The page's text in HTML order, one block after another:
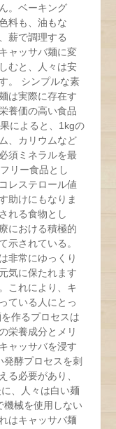
。ベーキング
料も、油もな
薪で調理する
ャッサバ麺に変
むと、人々は安
。 シンプルな素
は実際に存在す
養価の高い食品
によると、1kgの
、カリウムなど
須ミネラルを最
リー食品とし
レステロール値
助けにもなりま
れる食物とし
における積極的
示されている。
非常にゆっくり
気に保たれます
これにより、キ
ている人にとっ
作るプロセスは
栄養成分とメリ
ャッサバを浸す
酵プロセスを刺
る必要があり、
、人々は白い麺
機械を使用しない
はキャッサバ麺